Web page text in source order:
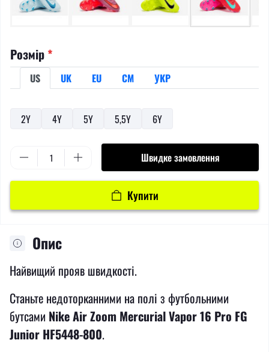
Розмір *
US UK EU СМ УКР
2Y 4Y 5Y 5,5Y 6Y
Швидке замовлення
Купити
Опис
Найвищий прояв швидкості.
Станьте недоторканними на полі з футбольними
бутсами Nike Air Zoom Mercurial Vapor 16 Pro FG
Junior HF5448-800.